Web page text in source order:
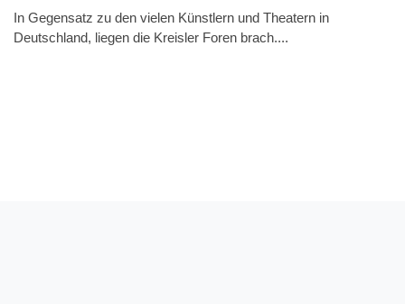
In Gegensatz zu den vielen Künstlern und Theatern in
Deutschland, liegen die Kreisler Foren brach....